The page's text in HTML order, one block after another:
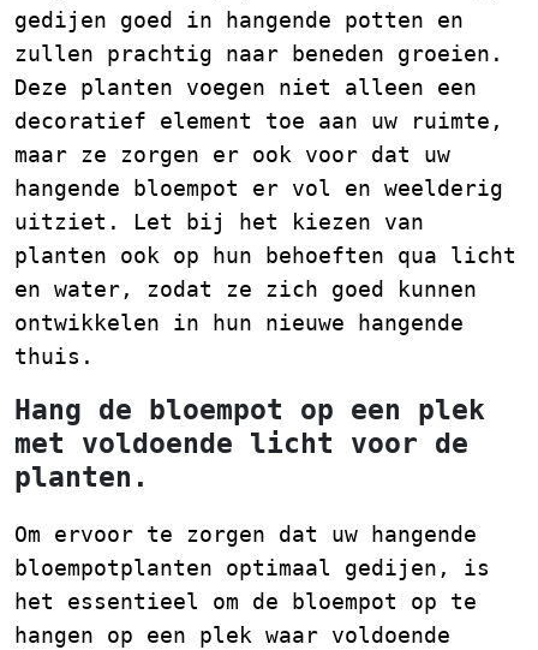
gedijen goed in hangende potten en
zullen prachtig naar beneden groeien.
Deze planten voegen niet alleen een
decoratief element toe aan uw ruimte,
maar ze zorgen er ook voor dat uw
hangende bloempot er vol en weelderig
uitziet. Let bij het kiezen van
planten ook op hun behoeften qua licht
en water, zodat ze zich goed kunnen
ontwikkelen in hun nieuwe hangende
thuis.
Hang de bloempot op een plek
met voldoende licht voor de
planten.
Om ervoor te zorgen dat uw hangende
bloempotplanten optimaal gedijen, is
het essentieel om de bloempot op te
hangen op een plek waar voldoende